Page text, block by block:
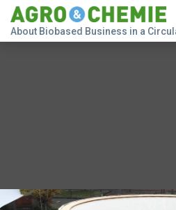
About Biobased Business in a